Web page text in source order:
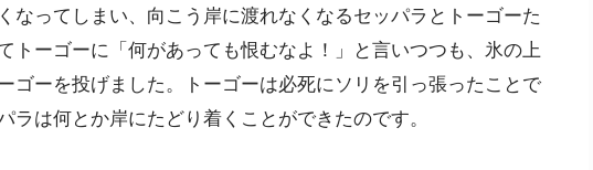
なってしまい、向こう岸に渡れなくなるセッパラとトーゴーた
トーゴーに「何があっても恨むなよ！」と言いつつも、氷の上
ゴーを投げました。トーゴーは必死にソリを引っ張ったことで
ラは何とか岸にたどり着くことができたのです。